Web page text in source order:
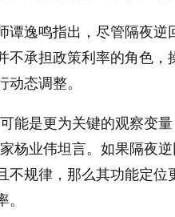
谭逸鸣指出，尽管隔夜
不承担政策利率的角色，
态调整。
能是更为关键的观察变
杨业伟坦言。如果隔夜
不规律，那么其功能定